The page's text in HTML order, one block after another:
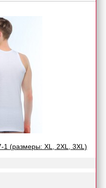
1 (размеры: XL, 2XL, 3XL)